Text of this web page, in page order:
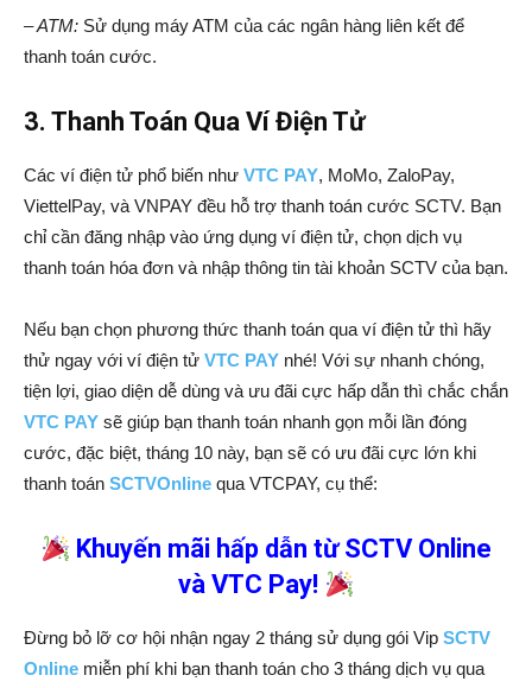
– ATM: Sử dụng máy ATM của các ngân hàng liên kết để
thanh toán cước.
3. Thanh Toán Qua Ví Điện Tử
Các ví điện tử phổ biến như VTC PAY, MoMo, ZaloPay,
ViettelPay, và VNPAY đều hỗ trợ thanh toán cước SCTV. Bạn
chỉ cần đăng nhập vào ứng dụng ví điện tử, chọn dịch vụ
thanh toán hóa đơn và nhập thông tin tài khoản SCTV của bạn.
Nếu bạn chọn phương thức thanh toán qua ví điện tử thì hãy
thử ngay với ví điện tử VTC PAY nhé! Với sự nhanh chóng,
tiện lợi, giao diện dễ dùng và ưu đãi cực hấp dẫn thì chắc chắn
VTC PAY sẽ giúp bạn thanh toán nhanh gọn mỗi lần đóng
cước, đặc biệt, tháng 10 này, bạn sẽ có ưu đãi cực lớn khi
thanh toán SCTVOnline qua VTCPAY, cụ thể:
Khuyến mãi hấp dẫn từ SCTV Online
và VTC Pay!
Đừng bỏ lỡ cơ hội nhận ngay 2 tháng sử dụng gói Vip SCTV
Online miễn phí khi bạn thanh toán cho 3 tháng dịch vụ qua